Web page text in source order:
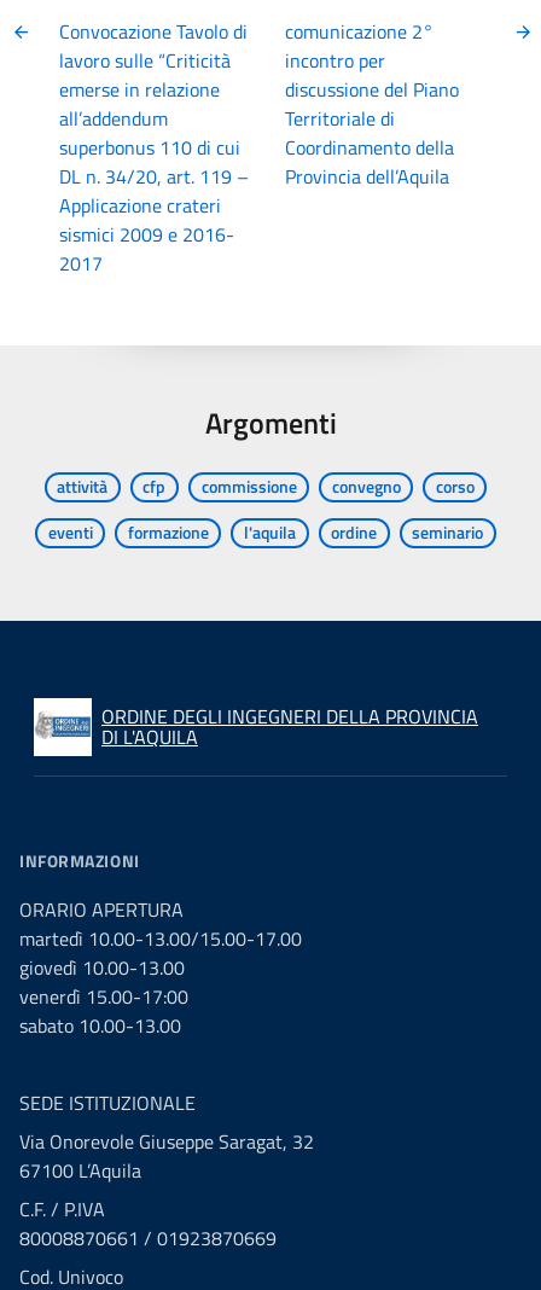
Convocazione Tavolo di
lavoro sulle “Criticità
emerse in relazione
all’addendum
superbonus 110 di cui
DL n. 34/20, art. 119 –
Applicazione crateri
sismici 2009 e 2016-
2017
comunicazione 2°
incontro per
discussione del Piano
Territoriale di
Coordinamento della
Provincia dell’Aquila
Argomenti
attività cfp commissione convegno
corso
eventi
formazione l'aquila ordine seminario
ORDINE DEGLI INGEGNERI DELLA PROVINCIA
DI L'AQUILA
INFORMAZIONI
ORARIO APERTURA
martedì 10.00-13.00/15.00-17.00
giovedì 10.00-13.00
venerdì 15.00-17:00
sabato 10.00-13.00
SEDE ISTITUZIONALE
Via Onorevole Giuseppe Saragat, 32
67100 L’Aquila
C.F. / P.IVA
80008870661 / 01923870669
Cod. Univoco